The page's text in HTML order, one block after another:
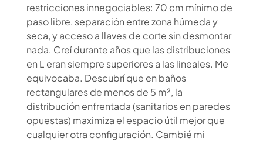
restricciones innegociables: 70 cm mínimo de
paso libre, separación entre zona húmeda y
seca, y acceso a llaves de corte sin desmontar
nada. Creí durante años que las distribuciones
en L eran siempre superiores a las lineales. Me
equivocaba. Descubrí que en baños
rectangulares de menos de 5 m², la
distribución enfrentada (sanitarios en paredes
opuestas) maximiza el espacio útil mejor que
cualquier otra configuración. Cambié mi